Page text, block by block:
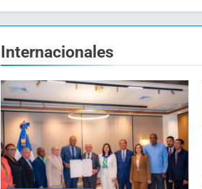
Internacionales